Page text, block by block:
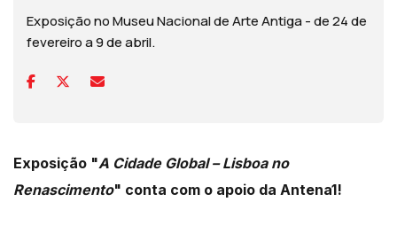
Exposição no Museu Nacional de Arte Antiga - de 24 de
fevereiro a 9 de abril.
Exposição "A Cidade Global – Lisboa no
Renascimento" conta com o apoio da Antena1!